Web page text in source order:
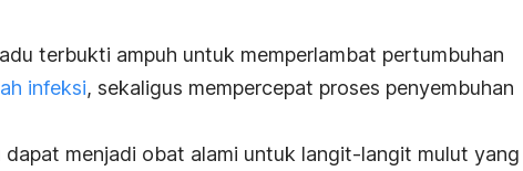
terbukti ampuh untuk memperlambat pertumbuhan
infeksi, sekaligus mempercepat proses penyembuhan
dapat menjadi obat alami untuk langit-langit mulut yang